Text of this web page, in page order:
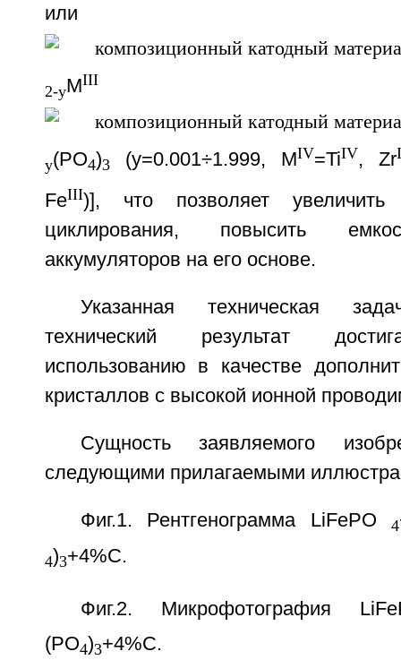
или
2-yMIII
y(PO4)3 (y=0.001÷1.999, MIV=TiIV, Zr
FeIII)], что позволяет увеличить
циклирования, повысить
аккумуляторов на его основе.
Указанная техническая
технический результат
использованию в качестве
кристаллов с высокой ионной
Сущность заявляемого
следующими прилагаемыми
Фиг.1. Рентгенограмма LiFePO 4
4)3+4%C.
Фиг.2. Микрофотография
(PO4)3+4%C.